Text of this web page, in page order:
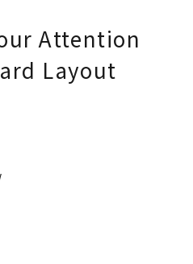
Attention
Layout